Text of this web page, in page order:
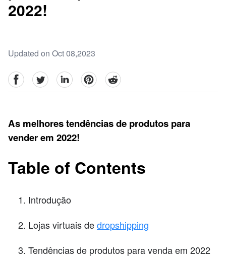
2022!
Updated on Oct 08,2023
facebookTwitter linkedinpinterestreddit
As melhores tendências de produtos para
vender em 2022!
Table of Contents
Introdução
Lojas virtuais dedropshipping
Tendências de produtos para venda em 2022